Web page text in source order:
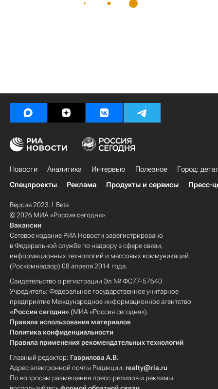
Новости Аналитика Интервью Полезное
Город:
Спецпроекты
Реклама Продукты и сервисы Пресс-
Версия 2023.1 Beta
© 2026 МИА «Россия сегодня»
Вакансии
Сетевое издание РИА Новости зарегистрировано
в Федеральной службе по надзору в сфере связи,
информационных технологий и массовых коммуникаций
(Роскомнадзор) 08 апреля 2014 года.
Свидетельство о регистрации Эл № ФС77-57640
Учредитель: Федеральное государственное унитарное
предприятие Международное информационное агентство
«Россия сегодня» (МИА «Россия сегодня»).
Правила использования материалов
Политика конфиденциальности
Правила применения рекомендательных технологий
Главный редактор: Гаврилова А.В.
Адрес электронной почты Редакции: realty@ria.ru
По вопросам размещения пресс-релизов и рекламы